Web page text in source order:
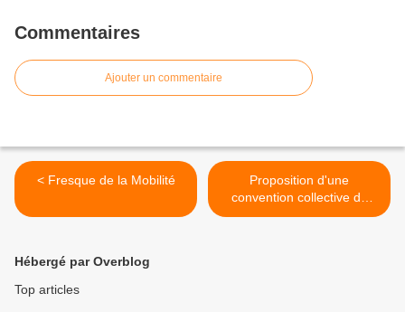
Commentaires
Ajouter un commentaire
< Fresque de la Mobilité
Proposition d'une
convention collective de
l’usager >
Hébergé par Overblog
Top articles